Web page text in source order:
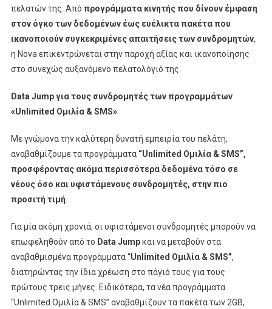
πελατών της. Από προγράμματα κινητής που δίνουν έμφαση
στον όγκο των δεδομένων έως ευέλικτα πακέτα που
ικανοποιούν συγκεκριμένες απαιτήσεις των συνδρομητών,
η Nova επικεντρώνεται στην παροχή αξίας και ικανοποίησης
στο συνεχώς αυξανόμενο πελατολόγιό της.
Data Jump για τους συνδρομητές των προγραμμάτων
«Unlimited Ομιλία & SMS»
Με γνώμονα την καλύτερη δυνατή εμπειρία του πελάτη,
αναβαθμίζουμε τα προγράμματα “Unlimited Ομιλία & SMS”,
προσφέροντας ακόμα περισσότερα δεδομένα τόσο σε
νέους όσο και υφιστάμενους συνδρομητές, στην πιο
προσιτή τιμή
Για μία ακόμη χρονιά, οι υφιστάμενοι συνδρομητές μπορούν να
επωφεληθούν από το Data Jumpκαι να μεταβούν στα
αναβαθμισμένα προγράμματα “Unlimited Ομιλία & SMS”,
διατηρώντας την ίδια χρέωση στο πάγιό τους για τους
πρώτους τρεις μήνες. Ειδικότερα, τα νέα προγράμματα
“Unlimited Ομιλία & SMS” αναβαθμίζουν τα πακέτα των 2GB,